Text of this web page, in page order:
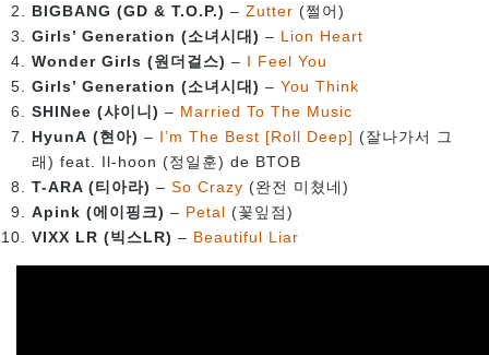
BIGBANG (GD & T.O.P.) – Zutter (쩔어)
Girls’ Generation (소녀시대) – Lion Heart
Wonder Girls (원더걸스) – I Feel You
Girls’ Generation (소녀시대) – You Think
SHINee (샤이니) – Married To The Music
HyunA (현아) – I’m The Best [Roll Deep] (잘나가서 그
래) feat. Il-hoon (정일훈) de BTOB
T-ARA (티아라) – So Crazy (완전 미쳤네)
Apink (에이핑크) – Petal (꽃잎점)
VIXX LR (빅스LR) – Beautiful Liar